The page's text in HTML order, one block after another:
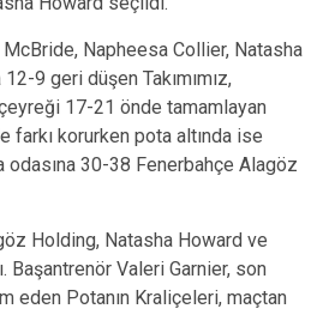
Napheesa Collier, Natasha
9 geri düşen Takımımız,
17-21 önde tamamlayan
farkı korurken pota altında ise
30-38 Fenerbahçe Alagöz
Holding, Natasha Howard ve
Valeri Garnier, son
eden Potanın Kraliçeleri, maçtan